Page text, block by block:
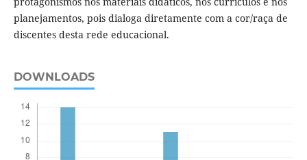
planejamentos, pois dialoga diretamente com a cor/raça de
discentes desta rede educacional.
DOWNLOADS